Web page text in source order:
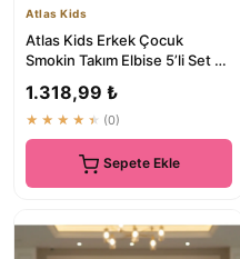
Atlas Kids
Atlas Kids Erkek Çocuk
Smokin Takım Elbise 5’li Set -
1.318,99 ₺
★★★★★ (0)
Sepete Ekle